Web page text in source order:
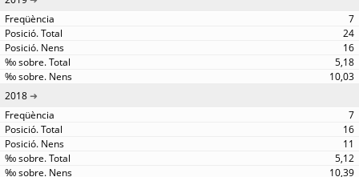
7
24
16
5,18
10,03
2018
7
16
11
5,12
10,39